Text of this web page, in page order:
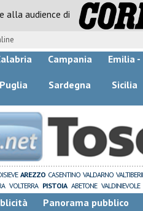
alla audience di
Campania
Emilia -
Puglia Sardegna
Sicilia
AREZZO CASENTINO VALDARNO
VOLTERRA PISTOIA ABETONE VALDINIEVOLE
Panorama pubblico